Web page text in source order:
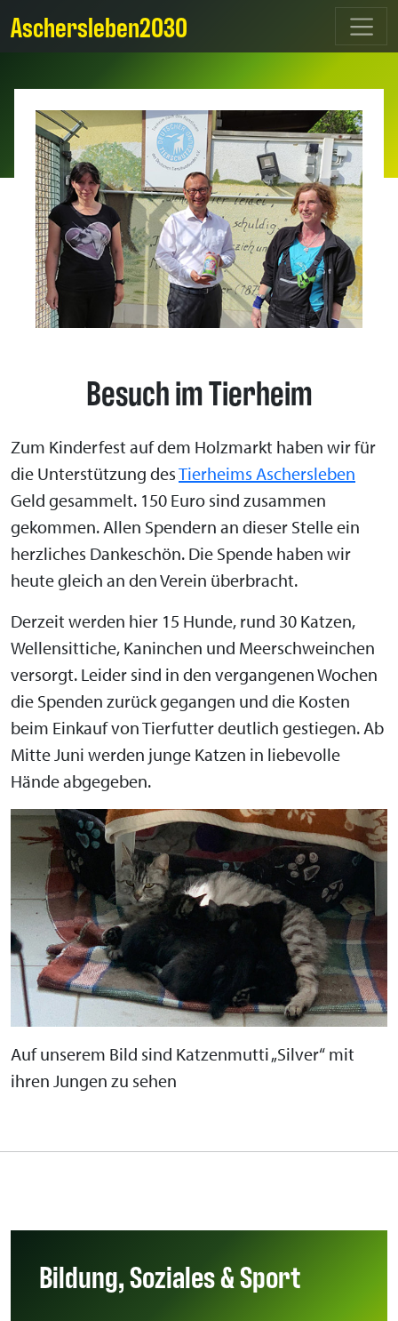
Aschersleben2030
Besuch im Tierheim
Zum Kinderfest auf dem Holzmarkt haben wir für
die Unterstützung desTierheims Aschersleben
Geld gesammelt. 150 Euro sind zusammen
gekommen. Allen Spendern an dieser Stelle ein
herzliches Dankeschön. Die Spende haben wir
heute gleich an den Verein überbracht.
Derzeit werden hier 15 Hunde, rund 30 Katzen,
Wellensittiche, Kaninchen und Meerschweinchen
versorgt. Leider sind in den vergangenen Wochen
die Spenden zurück gegangen und die Kosten
beim Einkauf von Tierfutter deutlich gestiegen. Ab
Mitte Juni werden junge Katzen in liebevolle
Hände abgegeben.
Auf unserem Bild sind Katzenmutti „Silver“ mit
ihren Jungen zu sehen
Bildung, Soziales & Sport